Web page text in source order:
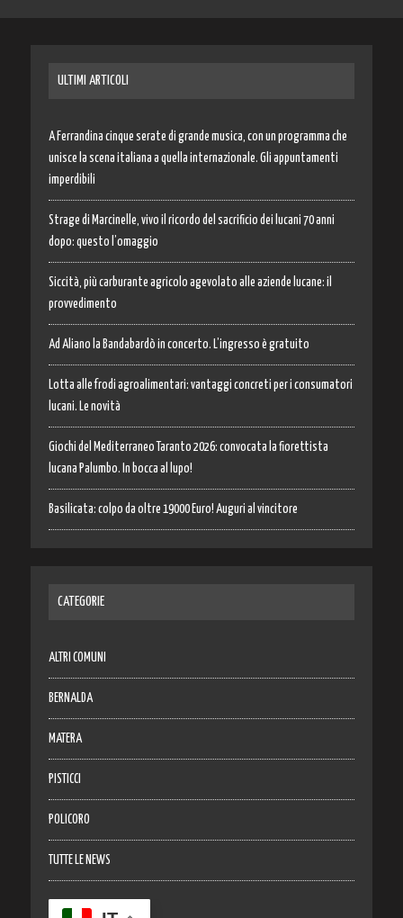
ULTIMI ARTICOLI
A Ferrandina cinque serate di grande musica, con un programma che
unisce la scena italiana a quella internazionale. Gli appuntamenti
imperdibili
Strage di Marcinelle, vivo il ricordo del sacrificio dei lucani 70 anni
dopo: questo l’omaggio
Siccità, più carburante agricolo agevolato alle aziende lucane: il
provvedimento
Ad Aliano la Bandabardò in concerto. L’ingresso è gratuito
Lotta alle frodi agroalimentari: vantaggi concreti per i consumatori
lucani. Le novità
Giochi del Mediterraneo Taranto 2026: convocata la fiorettista
lucana Palumbo. In bocca al lupo!
Basilicata: colpo da oltre 19000 Euro! Auguri al vincitore
CATEGORIE
ALTRI COMUNI
BERNALDA
MATERA
PISTICCI
POLICORO
TUTTE LE NEWS